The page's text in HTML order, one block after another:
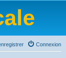
Connexion